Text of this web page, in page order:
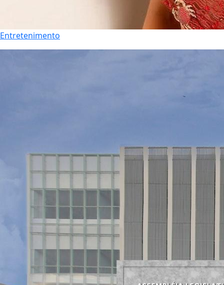
Entretenimento